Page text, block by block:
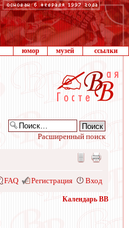
юмор музей ссылки
Расширенный поиск
FAQ Регистрация Вход
Календарь ВВ